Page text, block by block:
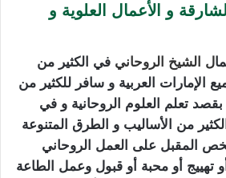
و الأعمال العلوية و
ل الشيخ الروحاني في الكثير من
الإمارات العربية و سافر للكثير من
بقصد تعلم العلوم الروحانية و في
من الأساليب و الطرق المتنوعة
المقبل على العمل الروحاني
تهييج أو محبة أو قبول وعمل الطاعة